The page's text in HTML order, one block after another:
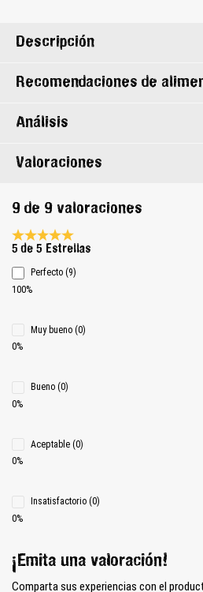
Descripción
Recomendaciones de
Análisis
Valoraciones
9 de 9 valoraciones
Calificación promedio de 5 de 5 estrellas
5 de 5 Estrellas
Perfecto (9)
100%
Muy bueno (0)
0%
Bueno (0)
0%
Aceptable (0)
0%
Insatisfactorio (0)
0%
¡Emita una valoración!
Comparta sus experiencias con el